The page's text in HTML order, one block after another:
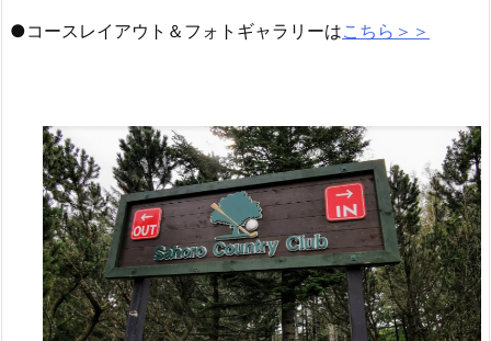
●コースレイアウト＆フォトギャラリーはこちら＞＞